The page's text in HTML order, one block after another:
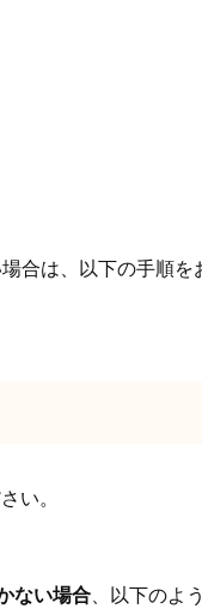
合は、以下の手順
い。
ない場合、以下のよ